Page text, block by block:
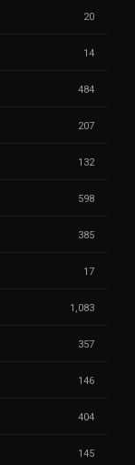
20
14
484
207
132
598
385
17
1,083
357
146
404
145